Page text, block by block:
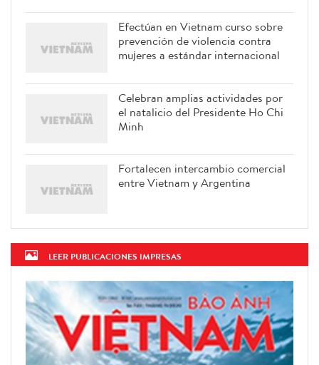
Efectúan en Vietnam curso sobre
prevención de violencia contra
mujeres a estándar internacional
Celebran amplias actividades por
el natalicio del Presidente Ho Chi
Minh
Fortalecen intercambio comercial
entre Vietnam y Argentina
LEER PUBLICACIONES IMPRESAS